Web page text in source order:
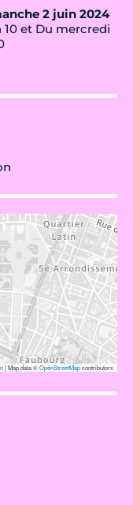
2 juin 2024
10 et Du mercredi
|Map data ©OpenStreetMapcontributors